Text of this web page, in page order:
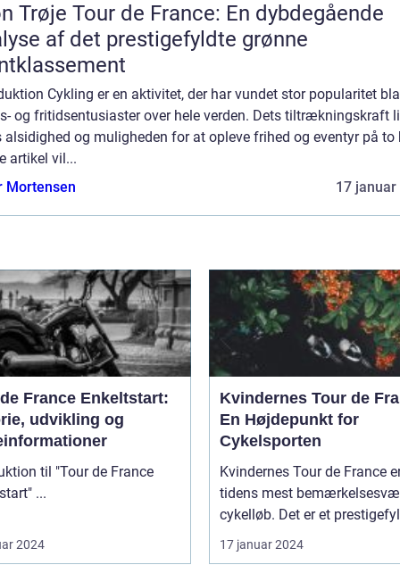
Trøje Tour de France: En dybdegående
af det prestigefyldte grønne
Cykling er en aktivitet, der har vundet stor popularitet
og fritidsentusiaster over hele verden. Dets tiltrækningskraft
alsidighed og muligheden for at opleve frihed og eventyr på to
artikel vil...
Mortensen
17 januar
France Enkeltstart:
udvikling og
til "Tour de France
Enkeltstart" ...
2024
Kvindernes Tour de
En Højdepunkt for
Cykelsporten
Kvindernes Tour de France
tidens mest
cykelløb. Det er et
17 januar 2024